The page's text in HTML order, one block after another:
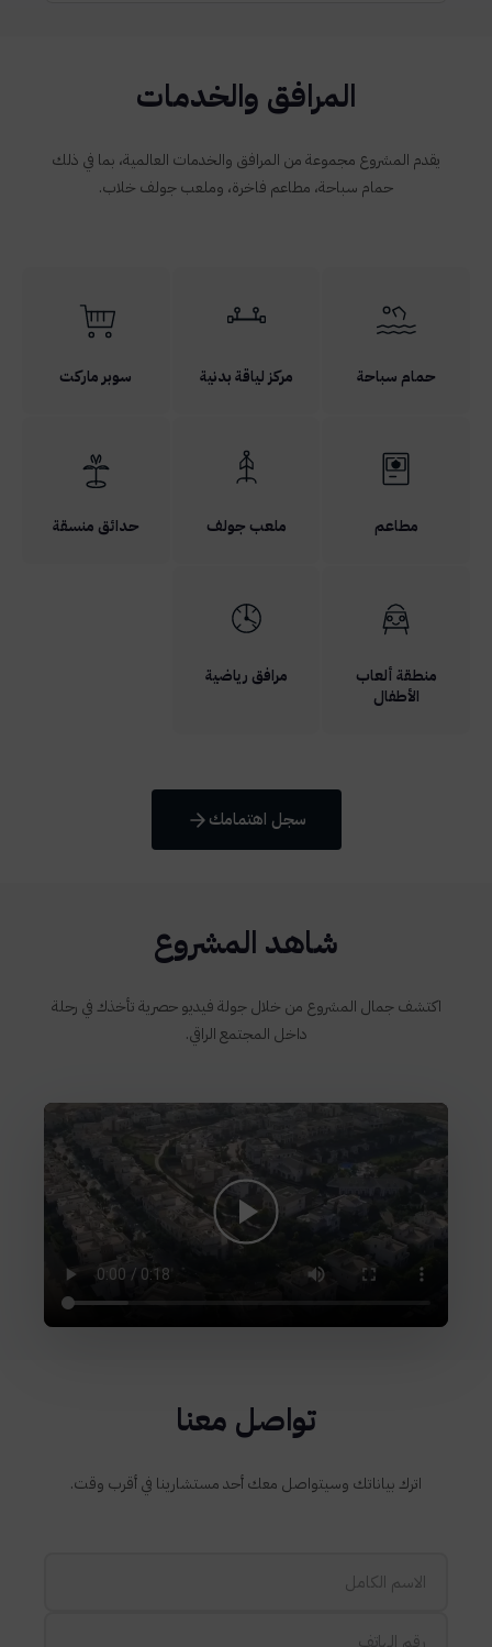
المرافق والخدمات
يقدم المشروع مجموعة من المرافق والخدمات العالمية، بما في ذلك
حمام سباحة، مطاعم فاخرة، وملعب جولف خلاب.
حمام سباحة مركز لياقة بدنية سوبر ماركت
مطاعم ملعب جولف حدائق منسقة
منطقة ألعاب
الأطفال
مرافق رياضية
سجل اهتمامك
شاهد المشروع
اكتشف جمال المشروع من خلال جولة فيديو حصرية تأخذك في رحلة
داخل المجتمع الراقي.
تواصل معنا
اترك بياناتك وسيتواصل معك أحد مستشارينا في أقرب وقت.